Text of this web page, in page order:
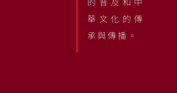
華文化的傳
承與傳播。